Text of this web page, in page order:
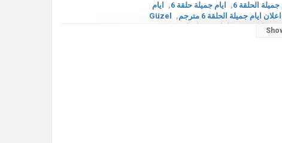
جميلة الحلقة 6 , ايام جميلة حلقة 6 ,
ايام
اعلان ايام جميلة الحلقة 6 مترجم ,
Güzel
جميلة مترجم كامل